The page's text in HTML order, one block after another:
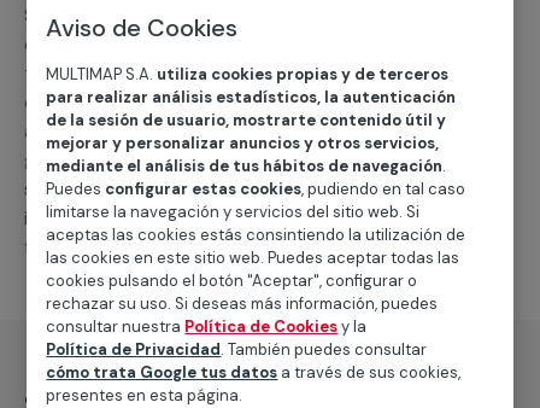
Solicita tu presupuesto y te ofreceremos una solución
diseñada a tu medida y sin ningún compromiso. Un
técnico de MULTIMAP contactará inmediatamente
contigo para informarte sobre las diferentes
alternativas que podemos ofrecerte para elservicio
general de climatización frio, como por ejemplo el
suministro de los materiales necesarios, las
intervenciones a realizar, o la mano de obra que hará
falta para completar tu proyecto.
¿Qué incluye?
Aviso de Cookies
MULTIMAP S.A. utiliza cookies propias y de terceros
para realizar análisis estadísticos, la autenticación
de la sesión de usuario, mostrarte contenido útil y
mejorar y personalizar anuncios y otros servicios,
mediante el análisis de tus hábitos de navegación.
Puedes configurar estas cookies, pudiendo en tal caso
limitarse la navegación y servicios del sitio web. Si
aceptas las cookies estás consintiendo la utilización de
las cookies en este sitio web. Puedes aceptar todas las
cookies pulsando el botón "Aceptar", configurar o
rechazar su uso. Si deseas más información, puedes
consultar nuestra Política de Cookiesy la
Política de Privacidad. También puedes consultar
cómo trata Google tus datos a través de sus cookies,
presentes en esta página.